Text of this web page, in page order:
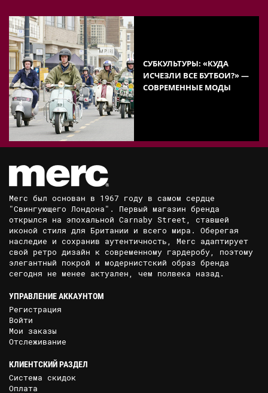
СУБКУЛЬТУРЫ: «КУДА
ИСЧЕЗЛИ ВСЕ БУТБОИ?» —
СОВРЕМЕННЫЕ МОДЫ
Merc был основан в 1967 году в самом сердце
"Свингующего Лондона". Первый магазин бренда
открылся на эпохальной Carnaby Street, ставшей
иконой стиля для Британии и всего мира. Оберегая
наследие и сохранив аутентичность, Merc адаптирует
свой ретро дизайн к современному гардеробу, поэтому
элегантный покрой и модернистский образ бренда
сегодня не менее актуален, чем полвека назад.
УПРАВЛЕНИЕ АККАУНТОМ
Регистрация
Войти
Мои заказы
Отслеживание
КЛИЕНТСКИЙ РАЗДЕЛ
Система скидок
Оплата